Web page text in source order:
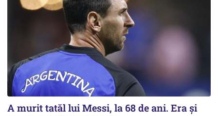
A murit tatăl lui Messi, la 68 de ani. Era și